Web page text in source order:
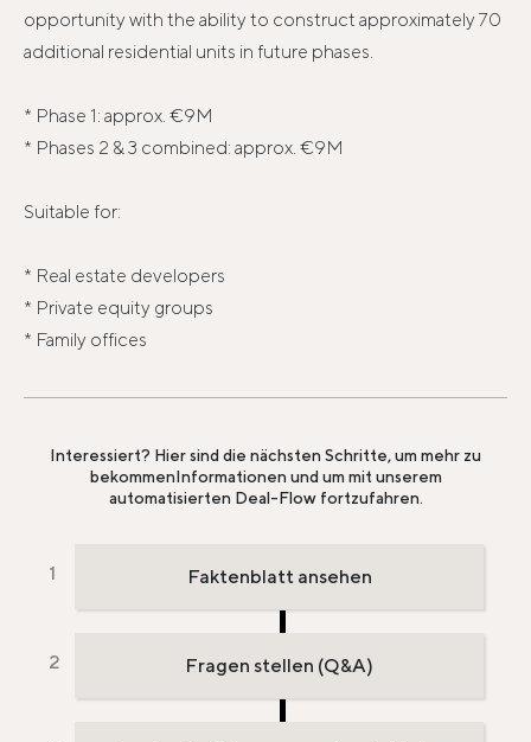
opportunity with the ability to construct approximately 70
additional residential units in future phases.
* Phase 1: approx. €9M
* Phases 2 & 3 combined: approx. €9M
Suitable for:
* Real estate developers
* Private equity groups
* Family offices
Interessiert? Hier sind die nächsten Schritte, um mehr zu
bekommenInformationen und um mit unserem
automatisierten Deal-Flow fortzufahren.
Faktenblatt ansehen
Fragen stellen (Q&A)